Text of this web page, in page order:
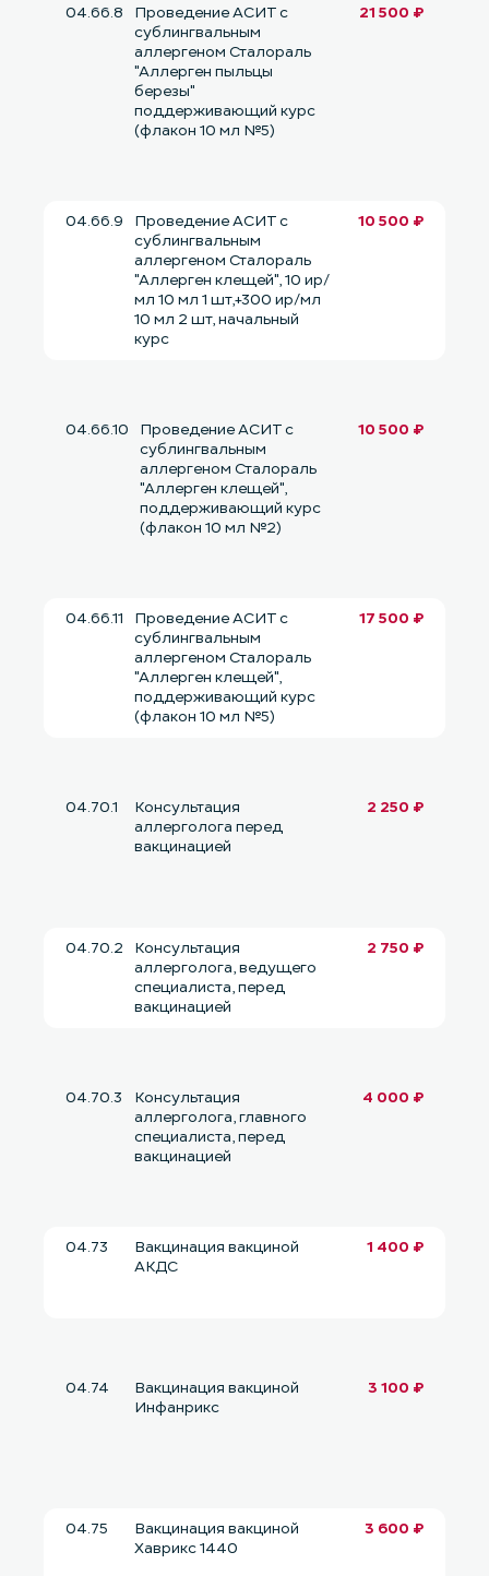
04.66.8
Проведение АСИТ с
сублингвальным
аллергеном Сталораль
"Аллерген пыльцы
березы"
поддерживающий курс
(флакон 10 мл №5)
21 500 ₽
04.66.9
Проведение АСИТ с
сублингвальным
аллергеном Сталораль
"Аллерген клещей", 10 ир/
мл 10 мл 1 шт,+300 ир/мл
10 мл 2 шт, начальный
курс
10 500 ₽
04.66.10
Проведение АСИТ с
сублингвальным
аллергеном Сталораль
"Аллерген клещей",
поддерживающий курс
(флакон 10 мл №2)
10 500 ₽
04.66.11
Проведение АСИТ с
сублингвальным
аллергеном Сталораль
"Аллерген клещей",
поддерживающий курс
(флакон 10 мл №5)
17 500 ₽
04.70.1
Консультация
аллерголога перед
вакцинацией
2 250 ₽
04.70.2
Консультация
аллерголога, ведущего
специалиста, перед
вакцинацией
2 750 ₽
04.70.3
Консультация
аллерголога, главного
специалиста, перед
вакцинацией
4 000 ₽
04.73
Вакцинация вакциной
АКДС
1 400 ₽
04.74
Вакцинация вакциной
Инфанрикс
3 100 ₽
04.75
Вакцинация вакциной
Хаврикс 1440
3 600 ₽